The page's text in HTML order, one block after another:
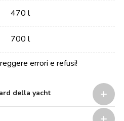
470 l
700 l
errori e refusi!
della yacht